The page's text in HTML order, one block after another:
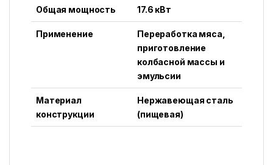
Общая мощность 17.6 кВт
Применение
Переработка мяса,
приготовление
колбасной массы и
эмульсии
Материал
конструкции
Нержавеющая сталь
(пищевая)